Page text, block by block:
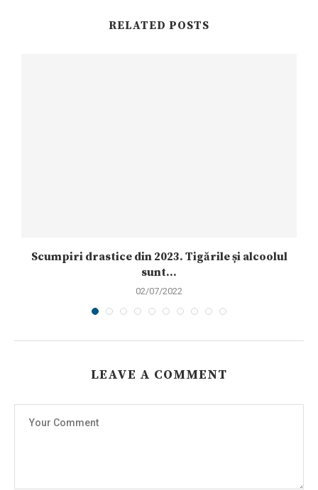
RELATED POSTS
Scumpiri drastice din 2023. Tigările și alcoolul
sunt...
02/07/2022
LEAVE A COMMENT